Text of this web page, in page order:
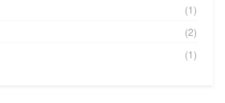
(1)
(2)
(1)